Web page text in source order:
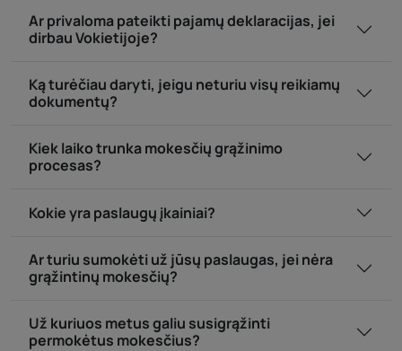
Ar privaloma pateikti pajamų deklaracijas, jei
dirbau Vokietijoje?
Ką turėčiau daryti, jeigu neturiu visų reikiamų
dokumentų?
Kiek laiko trunka mokesčių grąžinimo
procesas?
Kokie yra paslaugų įkainiai?
Ar turiu sumokėti už jūsų paslaugas, jei nėra
grąžintinų mokesčių?
Už kuriuos metus galiu susigrąžinti
permokėtus mokesčius?